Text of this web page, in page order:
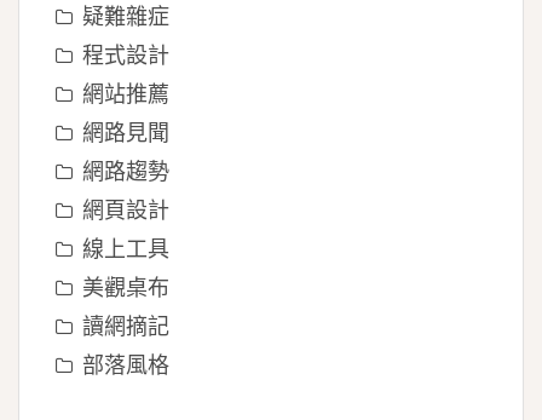
疑難雜症
程式設計
網站推薦
網路見聞
網路趨勢
網頁設計
線上工具
美觀桌布
讀網摘記
部落風格